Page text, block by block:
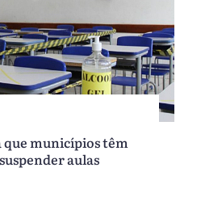
municípios têm
aulas